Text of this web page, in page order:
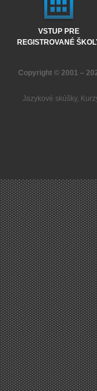
VSTUP PRE
REGISTROVANÉ
Copyright © 2001 –
Jazykové skúšky,